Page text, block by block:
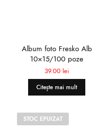
Album foto Fresko Alb
10×15/100 poze
39.00 lei
Citește mai mult
STOC EPUIZAT